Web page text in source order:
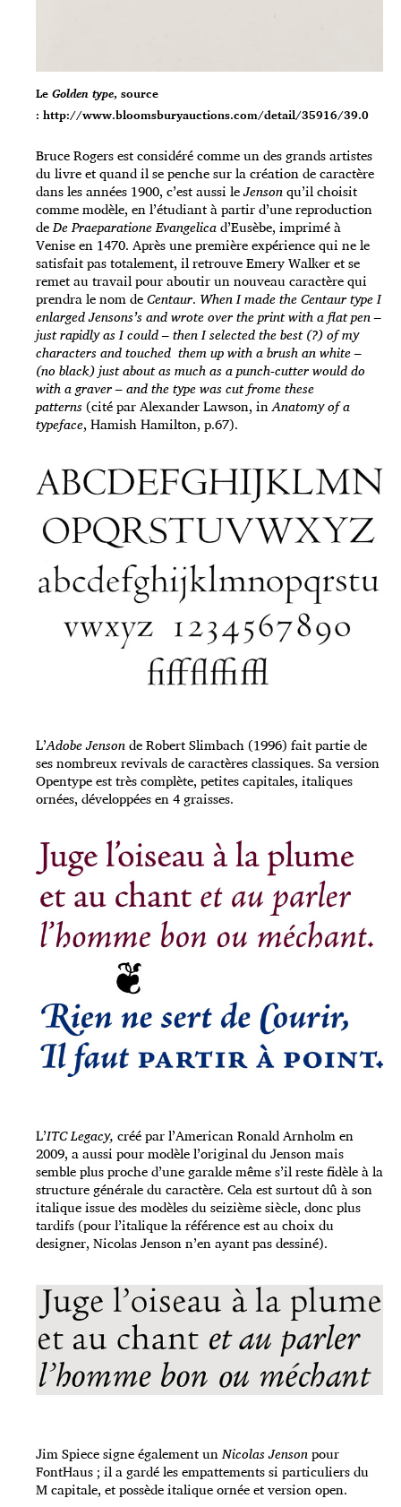
LeGolden type, source
: http://www.bloomsburyauctions.com/detail/35916/39.0
Bruce Rogers est considéré comme un des grands artistes
du livre et quand il se penche sur la création de caractère
dans les années 1900, c’est aussi leJensonqu’il choisit
comme modèle, en l’étudiant à partir d’une reproduction
deDe Praeparatione Evangelicad’Eusèbe, imprimé à
Venise en 1470. Après une première expérience qui ne le
satisfait pas totalement, il retrouve Emery Walker et se
remet au travail pour aboutir un nouveau caractère qui
prendra le nom deCentaur. When I made the Centaur type I
enlarged Jensons’s and wrote over the print with a flat pen –
just rapidly as I could – then I selected the best (?) of my
characters and touched them up with a brush an white –
(no black) just about as much as a punch-cutter would do
with a graver – and the type was cut frome these
patterns (cité par Alexander Lawson, inAnatomy of a
typeface, Hamish Hamilton, p.67).
L’Adobe Jensonde Robert Slimbach (1996) fait partie de
ses nombreux revivals de caractères classiques. Sa version
Opentype est très complète, petites capitales, italiques
ornées, développées en 4 graisses.
L’ITC Legacy, créé par l’American Ronald Arnholm en
2009, a aussi pour modèle l’original du Jenson mais
semble plus proche d’une garalde même s’il reste fidèle à la
structure générale du caractère. Cela est surtout dû à son
italique issue des modèles du seizième siècle, donc plus
tardifs (pour l’italique la référence est au choix du
designer, Nicolas Jenson n’en ayant pas dessiné).
Jim Spiece signe également unNicolas Jensonpour
FontHaus ; il a gardé les empattements si particuliers du
M capitale, et possède italique ornée et version open.